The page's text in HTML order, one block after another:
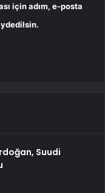
için adım, e-posta
Suudi